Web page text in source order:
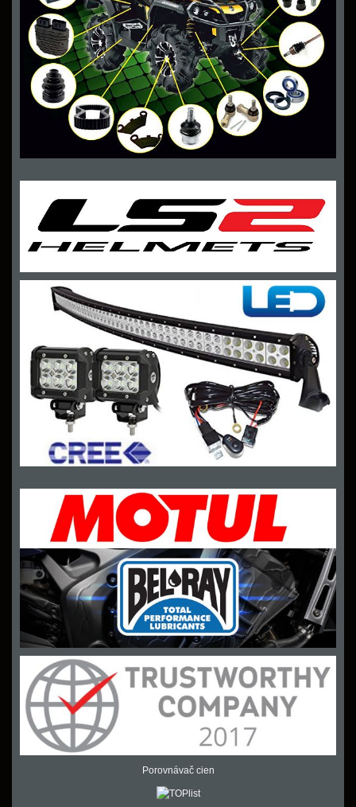
Porovnávač cien